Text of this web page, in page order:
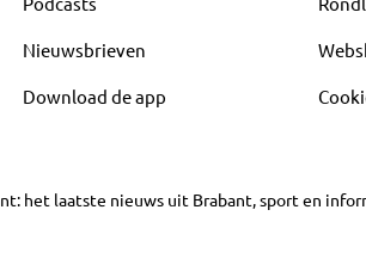
Nieuwsbrieven
Download de app
het laatste nieuws uit Brabant, sport en